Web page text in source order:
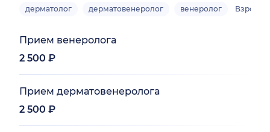
дерматолог дерматовенеролог венеролог
Прием венеролога
2 500 ₽
Прием дерматовенеролога
2 500 ₽